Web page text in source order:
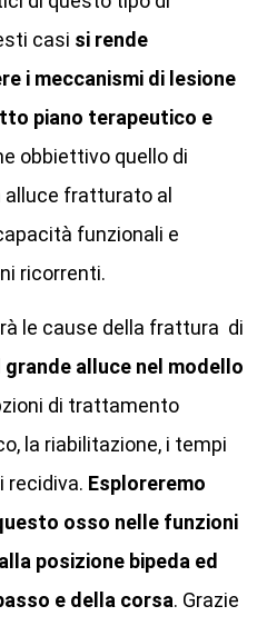
casi si rende
i meccanismi di lesione
piano terapeutico e
obbiettivo quello di
fratturato al
funzionali e
ricorrenti.
le cause della frattura di
grande alluce nel modello
di trattamento
la riabilitazione, i tempi
recidiva. Esploreremo
osso nelle funzioni
posizione bipeda ed
e della corsa. Grazie